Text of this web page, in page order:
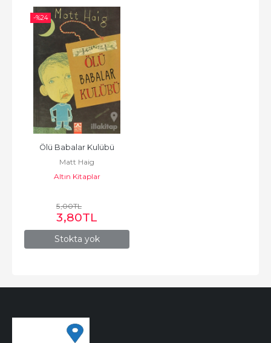
-%24
Stokta yok
Ölü Babalar Kulübü
Matt Haig
Altın Kitaplar
5,00TL
3,80TL